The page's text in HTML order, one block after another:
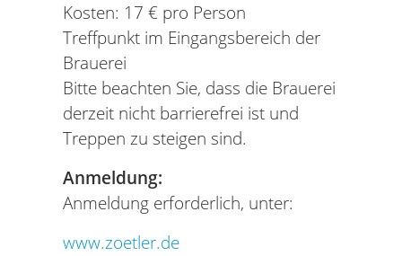
Kosten: 17 € pro Person
Treffpunkt im Eingangsbereich der
Brauerei
Bitte beachten Sie, dass die Brauerei
derzeit nicht barrierefrei ist und
Treppen zu steigen sind.
Anmeldung:
Anmeldung erforderlich, unter:
www.zoetler.de